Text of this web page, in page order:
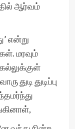
ஆர்வம்
என்று
மரவும்
துடிப்பு